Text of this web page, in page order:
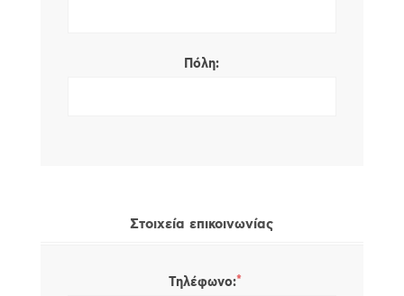
Πόλη:
Στοιχεία επικοινωνίας
Τηλέφωνο:*